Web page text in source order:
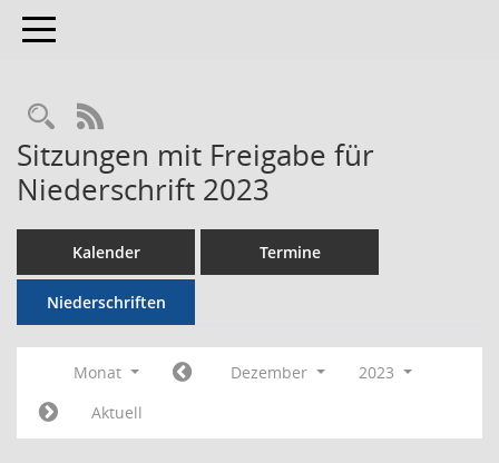
Toggle navigation
RSS-Feed
Sitzungen mit Freigabe für
Niederschrift 2023
Kalender Termine
Niederschriften
Monat Dezember
2023
Aktuell